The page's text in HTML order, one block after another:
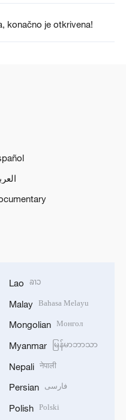
konačno je otkrivena!
Lao ລາວ
Malay Bahasa Melayu
Mongolian Монгол
Myanmar မြန်မာဘာသာ
Nepali नेपाली
Persian فارسی
Polish Polski